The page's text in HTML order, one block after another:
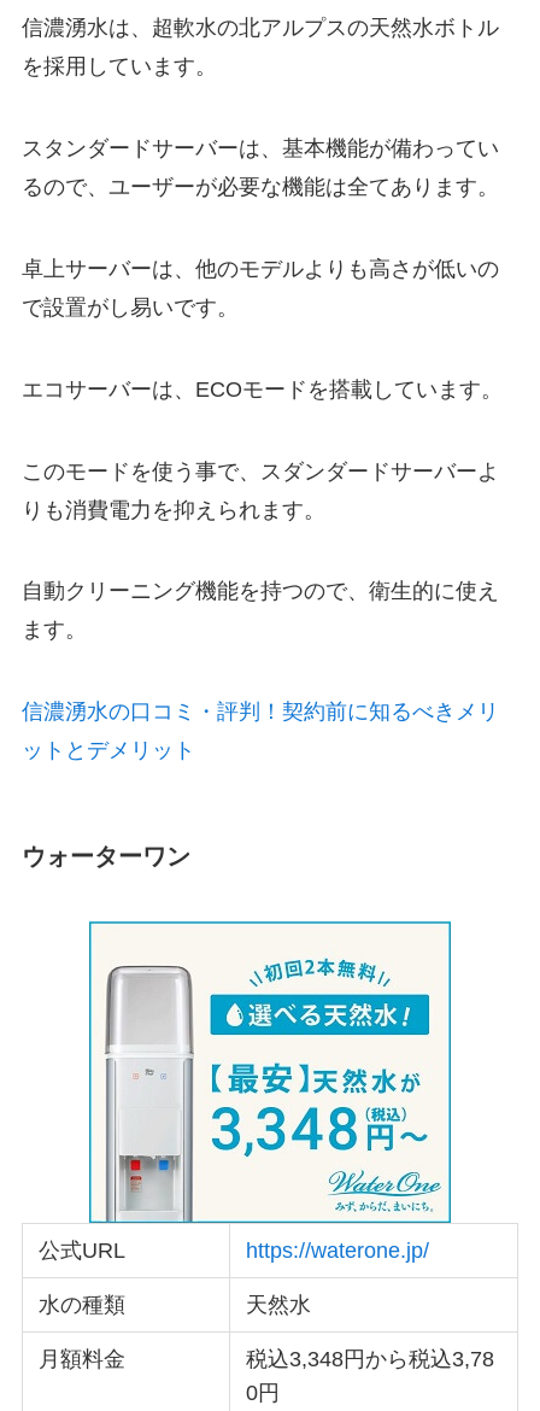
信濃湧水は、超軟水の北アルプスの天然水ボトル
を採用しています。
スタンダードサーバーは、基本機能が備わってい
るので、ユーザーが必要な機能は全てあります。
卓上サーバーは、他のモデルよりも高さが低いの
で設置がし易いです。
エコサーバーは、ECOモードを搭載しています。
このモードを使う事で、
スダンダードサーバーよ
りも消費電力を抑えられます。
自動クリーニング機能を持つので、衛生的に使え
ます。
信濃湧水の口コミ・評判！契約前に知るべきメリ
ットとデメリット
ウォーターワン
公式URL https://waterone.jp/
水の種類 天然水
月額料金
税込3,348円から税込3,78
0円